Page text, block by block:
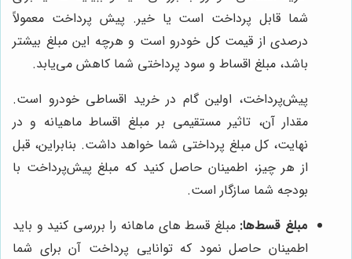
شما قابل پرداخت است یا خیر. پیش پرداخت معمولاً
درصدی از قیمت کل خودرو است و هرچه این مبلغ بیشتر
باشد، مبلغ اقساط و سود پرداختی شما کاهش می‌یابد.
پیش‌پرداخت، اولین گام در خرید اقساطی خودرو است.
مقدار آن، تاثیر مستقیمی بر مبلغ اقساط ماهیانه و در
نهایت، کل مبلغ پرداختی شما خواهد داشت. بنابراین، قبل
از هر چیز، اطمینان حاصل کنید که مبلغ پیش‌پرداخت با
بودجه شما سازگار است.
مبلغ قسط‌ها: مبلغ قسط های ماهانه را بررسی کنید و باید
اطمینان حاصل نمود که توانایی پرداخت آن برای شما